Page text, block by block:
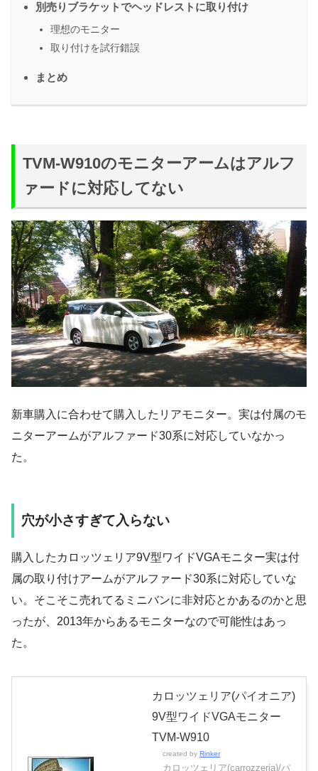
別売りブラケットでヘッドレストに取り付け
理想のモニター
取り付けを試行錯誤
まとめ
TVM-W910のモニターアームはアルフ
ァードに対応してない
新車購入に合わせて購入したリアモニター。実は付属のモ
ニターアームがアルファード30系に対応していなかっ
た。
穴が小さすぎて入らない
購入したカロッツェリア9V型ワイドVGAモニター実は付
属の取り付けアームがアルファード30系に対応していな
い。そこそこ売れてるミニバンに非対応とかあるのかと思
ったが、2013年からあるモニターなので可能性はあっ
た。
カロッツェリア(パイオニア)
9V型ワイドVGAモニター
TVM-W910
created by Rinker
カロッツェリア(carrozzeria)/パ